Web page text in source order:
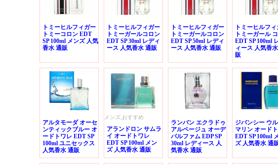
トミーヒルフィガー
トミーコロン EDT
SP 100ml メンズ 人気
香水 通販
トミーヒルフィガー
トミーガールコロン
EDT SP 30ml レディ
ース 人気香水 通販
トミーヒルフィガー
トミーガールコロン
EDT SP 50ml レディ
ース 人気香水 通販
トミーヒルフ
トミーガール
EDT SP 100ml
ィース 人気香
販
アルタモーダ オーセ
ンティックブルー オ
ードトワレ EDT SP
100ml ユニセックス
人気香水 通販
メンズ,おすすめ
アランドロン サムラ
イ オードトワレ
EDT SP 100ml メン
ズ 人気香水 通販
ランバン エクラドゥ
アルページュ オーデ
パルファム EDP SP
30ml レディース 人
気香水 通販
ジバンシー ウ
マリン オード
EDT SP 100ml
ズ 人気香水 通